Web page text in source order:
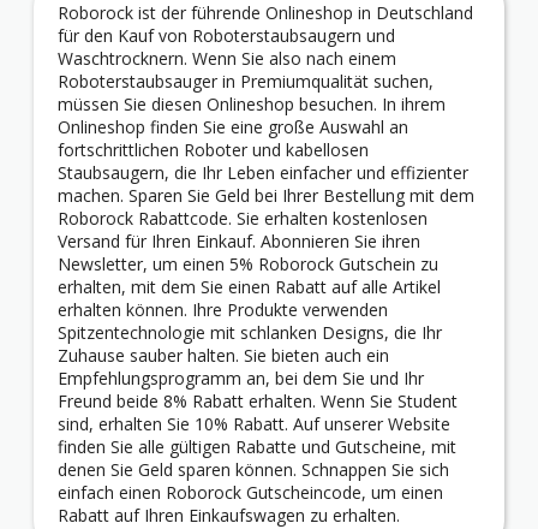
Roborock ist der führende Onlineshop in Deutschland
für den Kauf von Roboterstaubsaugern und
Waschtrocknern. Wenn Sie also nach einem
Roboterstaubsauger in Premiumqualität suchen,
müssen Sie diesen Onlineshop besuchen. In ihrem
Onlineshop finden Sie eine große Auswahl an
fortschrittlichen Roboter und kabellosen
Staubsaugern, die Ihr Leben einfacher und effizienter
machen. Sparen Sie Geld bei Ihrer Bestellung mit dem
Roborock Rabattcode. Sie erhalten kostenlosen
Versand für Ihren Einkauf. Abonnieren Sie ihren
Newsletter, um einen 5% Roborock Gutschein zu
erhalten, mit dem Sie einen Rabatt auf alle Artikel
erhalten können. Ihre Produkte verwenden
Spitzentechnologie mit schlanken Designs, die Ihr
Zuhause sauber halten. Sie bieten auch ein
Empfehlungsprogramm an, bei dem Sie und Ihr
Freund beide 8% Rabatt erhalten. Wenn Sie Student
sind, erhalten Sie 10% Rabatt. Auf unserer Website
finden Sie alle gültigen Rabatte und Gutscheine, mit
denen Sie Geld sparen können. Schnappen Sie sich
einfach einen Roborock Gutscheincode, um einen
Rabatt auf Ihren Einkaufswagen zu erhalten.